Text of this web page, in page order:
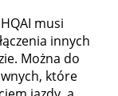
musi
innych
Można do
które